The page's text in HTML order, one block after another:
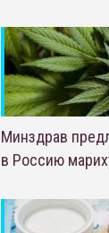
Минздрав
в Россию